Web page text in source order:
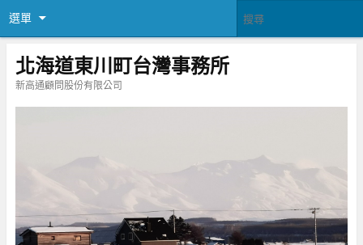
選單
北海道東川町台灣事務所
新高通顧問股份有限公司